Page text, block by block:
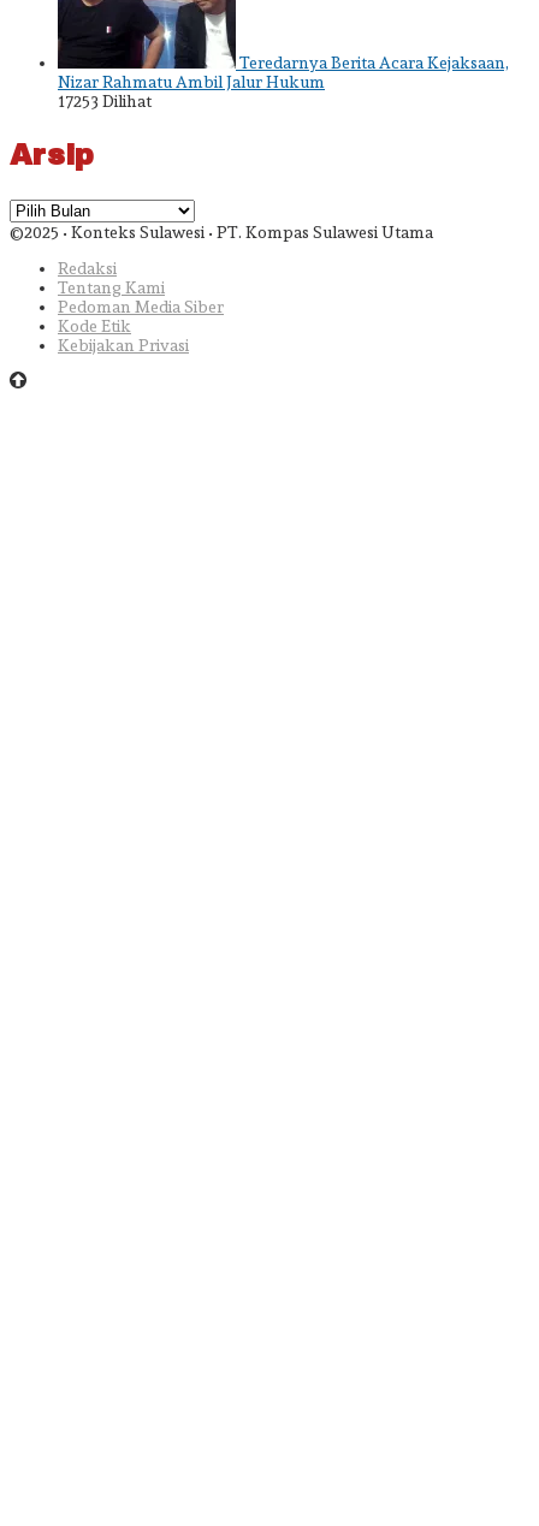
Teredarnya Berita Acara Kejaksaan,
Nizar Rahmatu Ambil Jalur Hukum
17253 Dilihat
Arsip
Arsip
©2025 • Konteks Sulawesi • PT. Kompas Sulawesi Utama
Redaksi
Tentang Kami
Pedoman Media Siber
Kode Etik
Kebijakan Privasi